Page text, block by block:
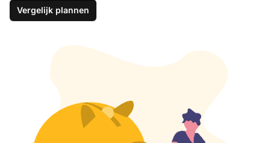
Vergelijk plannen